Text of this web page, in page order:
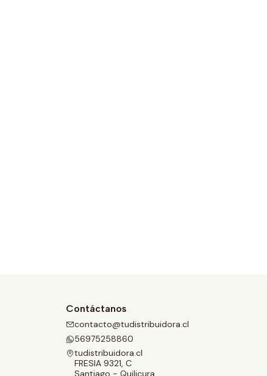
Contáctanos
contacto@tudistribuidora.cl
56975258860
tudistribuidora.cl
FRESIA 9321, C
Santiago - Quilicura